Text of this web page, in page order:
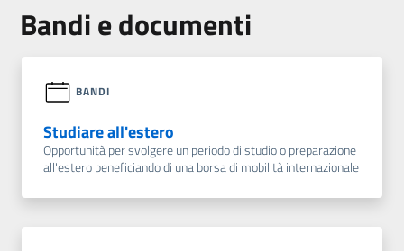
Bandi e documenti
BANDI
Studiare all'estero
Opportunità per svolgere un periodo di studio o preparazione
all'estero beneficiando di una borsa di mobilità internazionale